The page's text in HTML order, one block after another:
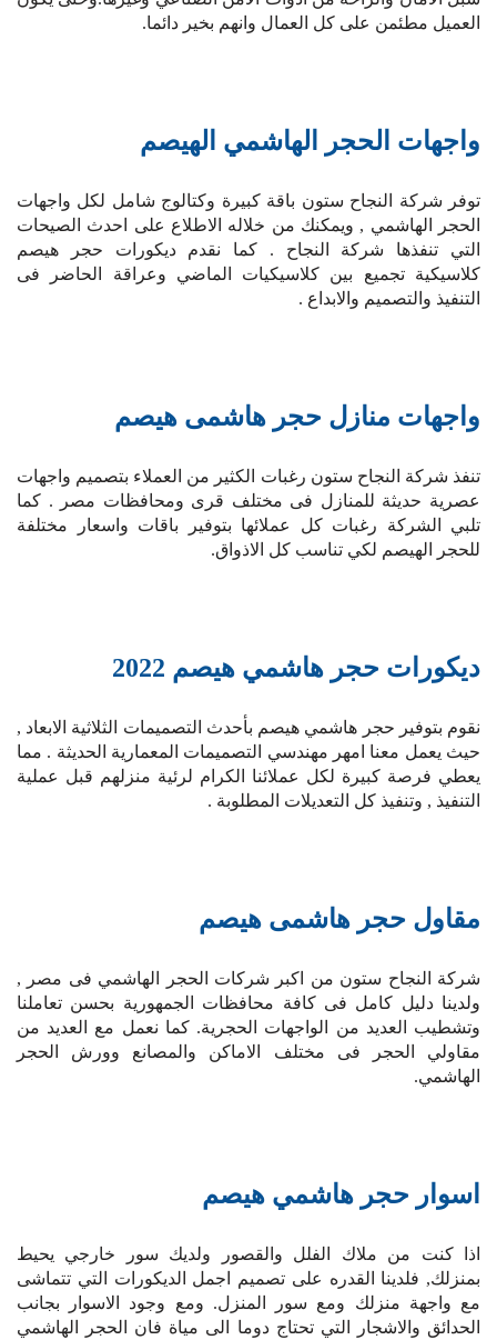
العميل مطئمن على كل العمال وانهم بخير دائما.
واجهات الحجر الهاشمي الهيصم
توفر شركة النجاح ستون باقة كبيرة وكتالوج شامل لكل واجهات
الحجر الهاشمي , ويمكنك من خلاله الاطلاع على احدث الصيحات
التي تنفذها شركة النجاح . كما نقدم ديكورات حجر هيصم
كلاسيكية تجميع بين كلاسيكيات الماضي وعراقة الحاضر فى
التنفيذ والتصميم والابداع .
واجهات منازل حجر هاشمى هيصم
تنفذ شركة النجاح ستون رغبات الكثير من العملاء بتصميم واجهات
عصرية حديثة للمنازل فى مختلف قرى ومحافظات مصر . كما
تلبي الشركة رغبات كل عملائها بتوفير باقات واسعار مختلفة
للحجر الهيصم لكي تناسب كل الاذواق.
ديكورات حجر هاشمي هيصم 2022
نقوم بتوفير حجر هاشمي هيصم بأحدث التصميمات الثلاثية الابعاد ,
حيث يعمل معنا امهر مهندسي التصميمات المعمارية الحديثة . مما
يعطي فرصة كبيرة لكل عملائنا الكرام لرئية منزلهم قبل عملية
التنفيذ , وتنفيذ كل التعديلات المطلوبة .
مقاول حجر هاشمى هيصم
شركة النجاح ستون من اكبر شركات الحجر الهاشمي فى مصر ,
ولدينا دليل كامل فى كافة محافظات الجمهورية بحسن تعاملنا
وتشطيب العديد من الواجهات الحجرية. كما نعمل مع العديد من
مقاولي الحجر فى مختلف الاماكن والمصانع وورش الحجر
الهاشمي.
اسوار حجر هاشمي هيصم
اذا كنت من ملاك الفلل والقصور ولديك سور خارجي يحيط
بمنزلك, فلدينا القدره على تصميم اجمل الديكورات التي تتماشى
مع واجهة منزلك ومع سور المنزل. ومع وجود الاسوار بجانب
الحدائق والاشجار التي تحتاج دوما الى مياة فان الحجر الهاشمي